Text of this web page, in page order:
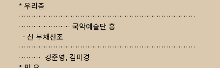
* 우리춤
………………………………………………………………
………………… 국악예술단 흥
- 신 부채산조
………………………………………………………………
……… 강준영, 김미경